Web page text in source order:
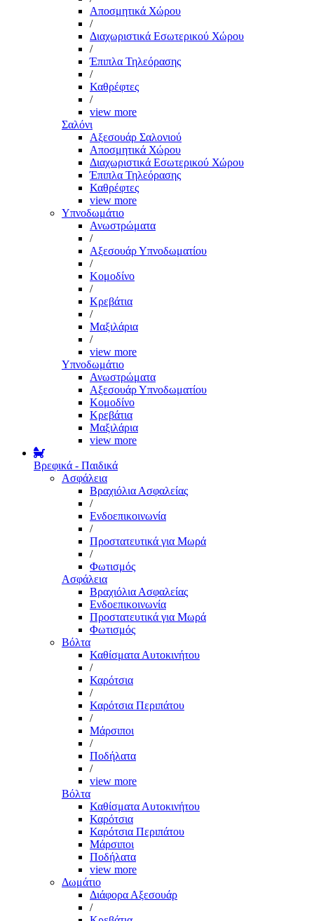
Αποσμητικά Χώρου
/
Διαχωριστικά Εσωτερικού Χώρου
/
Έπιπλα Τηλεόρασης
/
Καθρέφτες
/
view more
Σαλόνι
Αξεσουάρ Σαλονιού
Αποσμητικά Χώρου
Διαχωριστικά Εσωτερικού Χώρου
Έπιπλα Τηλεόρασης
Καθρέφτες
view more
Υπνοδωμάτιο
Ανωστρώματα
/
Αξεσουάρ Υπνοδωματίου
/
Κομοδίνο
/
Κρεβάτια
/
Μαξιλάρια
/
view more
Υπνοδωμάτιο
Ανωστρώματα
Αξεσουάρ Υπνοδωματίου
Κομοδίνο
Κρεβάτια
Μαξιλάρια
view more
Βρεφικά - Παιδικά
Ασφάλεια
Βραχιόλια Ασφαλείας
/
Ενδοεπικοινωνία
/
Προστατευτικά για Μωρά
/
Φωτισμός
Ασφάλεια
Βραχιόλια Ασφαλείας
Ενδοεπικοινωνία
Προστατευτικά για Μωρά
Φωτισμός
Βόλτα
Καθίσματα Αυτοκινήτου
/
Καρότσια
/
Καρότσια Περιπάτου
/
Μάρσιποι
/
Ποδήλατα
/
view more
Βόλτα
Καθίσματα Αυτοκινήτου
Καρότσια
Καρότσια Περιπάτου
Μάρσιποι
Ποδήλατα
view more
Δωμάτιο
Διάφορα Αξεσουάρ
/